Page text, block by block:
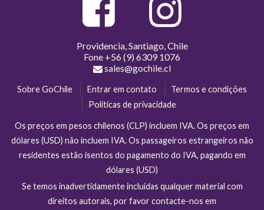
Providencia, Santiago, Chile
Fone +56 (9) 6309 1076
sales@gochile.cl
Sobre GoChile Entrar em contato
Termos e condições
Políticas de privacidade
Os preços em pesos chilenos (CLP) incluem IVA. Os preços em
dólares (USD) não incluem IVA. Os passageiros estrangeiros não
residentes estão isentos do pagamento do IVA, pagando em
dólares (USD)
Se temos inadvertidamente incluídas qualquer material com
direitos autorais, por favor contacte-nos em